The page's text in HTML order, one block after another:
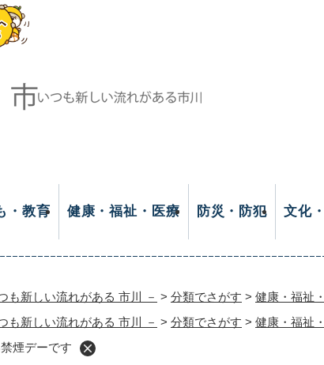
・教育 健康・福祉・医療 防災・防犯 文化
新しい流れがある 市川 － > 分類でさがす > 健康・福祉
新しい流れがある 市川 － > 分類でさがす > 健康・福祉
煙デーです